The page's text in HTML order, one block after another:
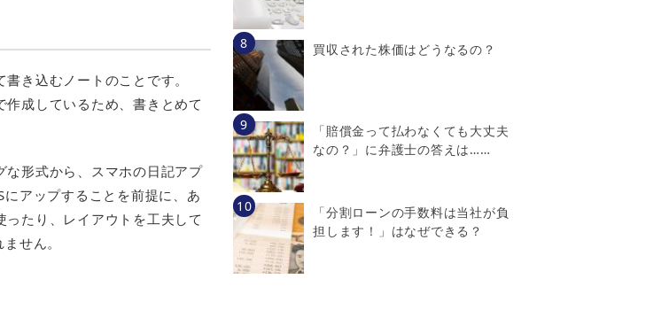
き込むノートのことです。
成しているため、書きとめて
な形式から、スマホの日記アプ
アップすることを前提に、あ
たり、レイアウトを工夫して
せん。
買収された株価はどうなるの？
「賠償金って払わなくても大丈夫
なの？」に弁護士の答えは……
「分割ローンの手数料は当社が負
担します！」はなぜできる？